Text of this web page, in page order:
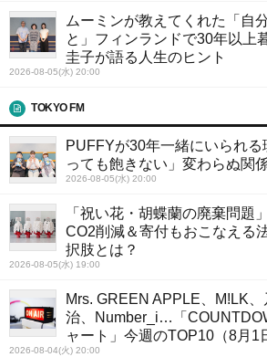
ムーミンが教えてくれた「自
と」フィンランドで30年以上
圭子が語る人生のヒント
2026-08-05(水) 20:00
TOKYO FM
PUFFYが30年一緒にいられ
っても飽きない」変わらぬ関
2026-08-05(水) 20:00
「祝い花・胡蝶蘭の廃棄問題
CO2削減＆寄付もおこなえる
択肢とは？
2026-08-05(水) 19:00
Mrs. GREEN APPLE、M!LK
治、Number_i…「
ャート」今週のTOP10（8月1
2026-08-04(火) 20:00